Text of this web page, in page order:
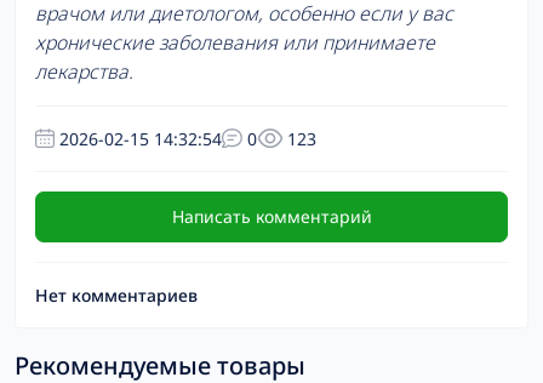
врачом или диетологом, особенно если у вас
хронические заболевания или принимаете
лекарства.
2026-02-15 14:32:54 0 123
Написать комментарий
Нет комментариев
Рекомендуемые товары